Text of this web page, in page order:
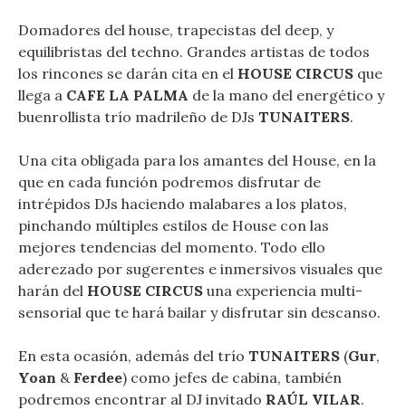
Domadores del house, trapecistas del deep, y
equilibristas del techno. Grandes artistas de todos
los rincones se darán cita en el HOUSE CIRCUS que
llega a CAFE LA PALMA de la mano del energético y
buenrollista trío madrileño de DJs TUNAITERS.
Una cita obligada para los amantes del House, en la
que en cada función podremos disfrutar de
intrépidos DJs haciendo malabares a los platos,
pinchando múltiples estilos de House con las
mejores tendencias del momento. Todo ello
aderezado por sugerentes e inmersivos visuales que
harán del HOUSE CIRCUS una experiencia multi-
sensorial que te hará bailar y disfrutar sin descanso.
En esta ocasión, además del trío TUNAITERS (Gur,
Yoan & Ferdee) como jefes de cabina, también
podremos encontrar al DJ invitado RAÚL VILAR.